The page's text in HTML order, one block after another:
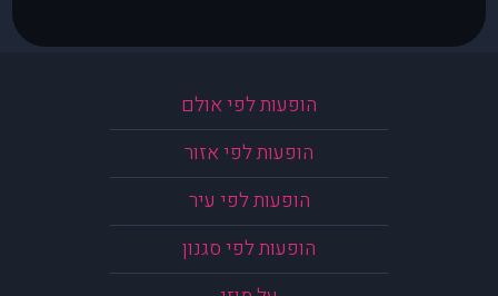
הופעות לפי אולם
הופעות לפי אזור
הופעות לפי עיר
הופעות לפי סגנון